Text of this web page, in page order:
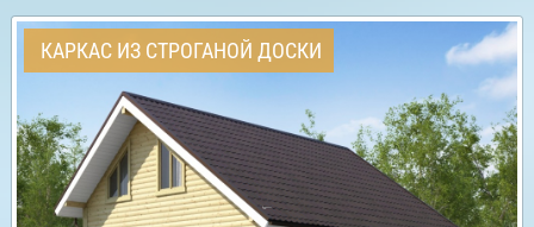
КАРКАС ИЗ СТРОГАНОЙ ДОСКИ